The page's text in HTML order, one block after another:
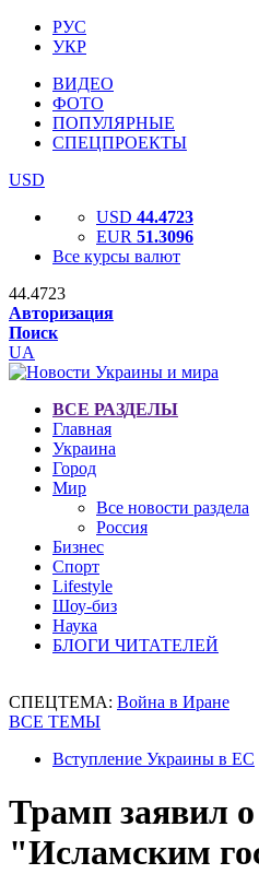
РУС
УКР
ВИДЕО
ФОТО
ПОПУЛЯРНЫЕ
СПЕЦПРОЕКТЫ
USD
USD 44.4723
EUR 51.3096
Все курсы валют
44.4723
Авторизация
Поиск
UA
ВСЕ РАЗДЕЛЫ
Главная
Украина
Город
Мир
Все новости раздела
Россия
Бизнес
Спорт
Lifestyle
Шоу-биз
Наука
БЛОГИ ЧИТАТЕЛЕЙ
СПЕЦТЕМА: Война в Иране
ВСЕ ТЕМЫ
Вступление Украины в ЕС
Трамп заявил о
"Исламским